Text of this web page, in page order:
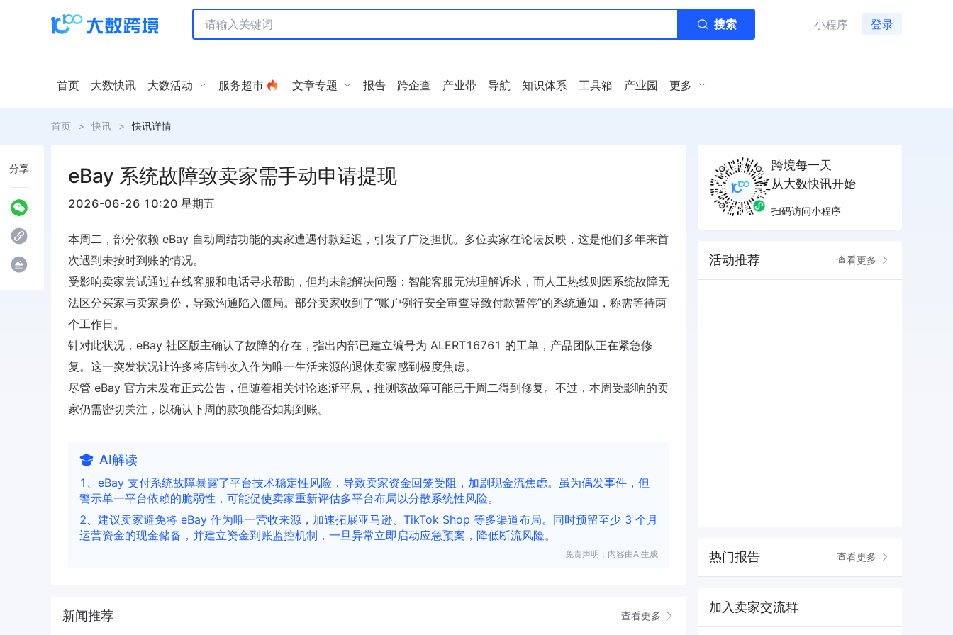
搜索 小程序 登录
首页 大数快讯 大数活动 服务超市 文章专题 报告 跨企查 产业带 导航 知识体系 工具箱 产业园 更多
首页 > 快讯 > 快讯详情
分享 eBay 系统故障致卖家需手动申请提现
2026-06-26 10:20 星期五
本周二，部分依赖 eBay 自动周结功能的卖家遭遇付款延迟，引发了广泛担忧。多位卖家在论坛反映，这是他们多年来首
次遇到未按时到账的情况。
受影响卖家尝试通过在线客服和电话寻求帮助，但均未能解决问题：智能客服无法理解诉求，而人工热线则因系统故障无
法区分买家与卖家身份，导致沟通陷入僵局。部分卖家收到了“账户例行安全审查导致付款暂停”的系统通知，称需等待两
个工作日。
针对此状况，eBay 社区版主确认了故障的存在，指出内部已建立编号为 ALERT16761 的工单，产品团队正在紧急修
复。这一突发状况让许多将店铺收入作为唯一生活来源的退休卖家感到极度焦虑。
尽管 eBay 官方未发布正式公告，但随着相关讨论逐渐平息，推测该故障可能已于周二得到修复。不过，本周受影响的卖
家仍需密切关注，以确认下周的款项能否如期到账。
AI解读
1、eBay 支付系统故障暴露了平台技术稳定性风险，导致卖家资金回笼受阻，加剧现金流焦虑。虽为偶发事件，但
警示单一平台依赖的脆弱性，可能促使卖家重新评估多平台布局以分散系统性风险。
2、建议卖家避免将 eBay 作为唯一营收来源，加速拓展亚马逊、TikTok Shop 等多渠道布局。同时预留至少 3 个月
运营资金的现金储备，并建立资金到账监控机制，一旦异常立即启动应急预案，降低断流风险。
免责声明：内容由AI生成
新闻推荐 查看更多
跨境每一天
从大数快讯开始
扫码访问小程序
活动推荐 查看更多
热门报告 查看更多
加入卖家交流群